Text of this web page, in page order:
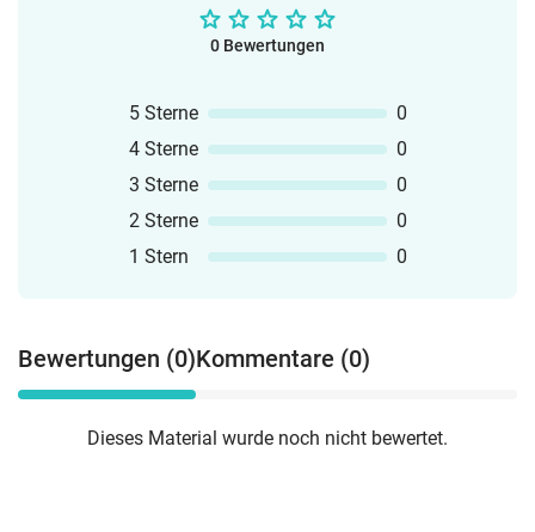
0 Bewertungen
5 Sterne
0
4 Sterne
0
3 Sterne
0
2 Sterne
0
1 Stern
0
Bewertungen (0)Kommentare (0)
Dieses Material wurde noch nicht bewertet.